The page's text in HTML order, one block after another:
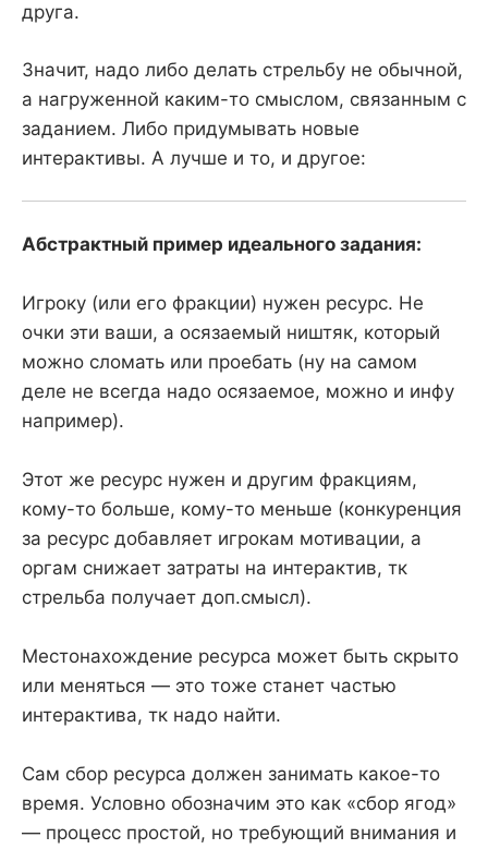
друга.
Значит, надо либо делать стрельбу не обычной,
а нагруженной каким-то смыслом, связанным с
заданием. Либо придумывать новые
интерактивы. А лучше и то, и другое:
Абстрактный пример идеального задания:
Игроку (или его фракции) нужен ресурс. Не
очки эти ваши, а осязаемый ништяк, который
можно сломать или проебать (ну на самом
деле не всегда надо осязаемое, можно и инфу
например).
Этот же ресурс нужен и другим фракциям,
кому-то больше, кому-то меньше (конкуренция
за ресурс добавляет игрокам мотивации, а
оргам снижает затраты на интерактив, тк
стрельба получает доп.смысл).
Местонахождение ресурса может быть скрыто
или меняться — это тоже станет частью
интерактива, тк надо найти.
Сам сбор ресурса должен занимать какое-то
время. Условно обозначим это как «сбор ягод»
— процесс простой, но требующий внимания и